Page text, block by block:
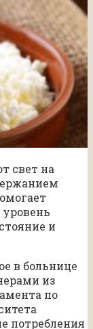
свет на
и
в больнице
из
по
потребления